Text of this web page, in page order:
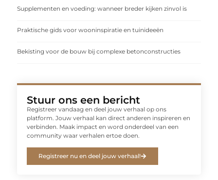
Supplementen en voeding: wanneer breder kijken zinvol is
Praktische gids voor wooninspiratie en tuinideeën
Bekisting voor de bouw bij complexe betonconstructies
Stuur ons een bericht
Registreer vandaag en deel jouw verhaal op ons
platform. Jouw verhaal kan direct anderen inspireren en
verbinden. Maak impact en word onderdeel van een
community waar verhalen ertoe doen.
Registreer nu en deel jouw verhaal!